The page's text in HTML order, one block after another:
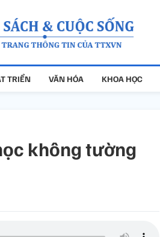
TRIỂN VĂN HÓA KHOA HỌC
không tường